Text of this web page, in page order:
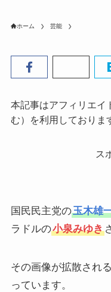
ホーム 芸能
本記事はアフィリエイ
む）を利用しておりま
ス
国民民主党の玉木雄
ラドルの小泉みゆき
その画像が拡散され
っています。